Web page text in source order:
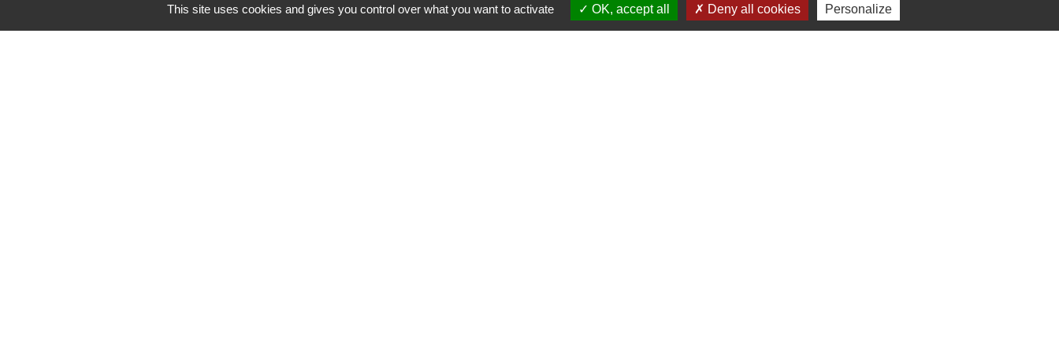
This site uses cookies and gives you control over what you want to activate OK, accept all Deny all cookies Personalize